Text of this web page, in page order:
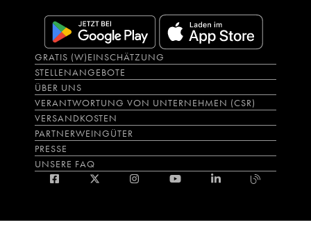
GRATIS (W)EINSCHÄTZUNG
STELLENANGEBOTE
ÜBER UNS
VERANTWORTUNG VON UNTERNEHMEN (CSR)
VERSANDKOSTEN
PARTNERWEINGÜTER
PRESSE
UNSERE FAQ